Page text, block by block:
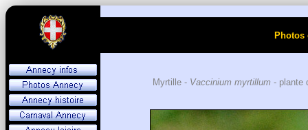
Myrtille - Vaccinium myrtillum - plante